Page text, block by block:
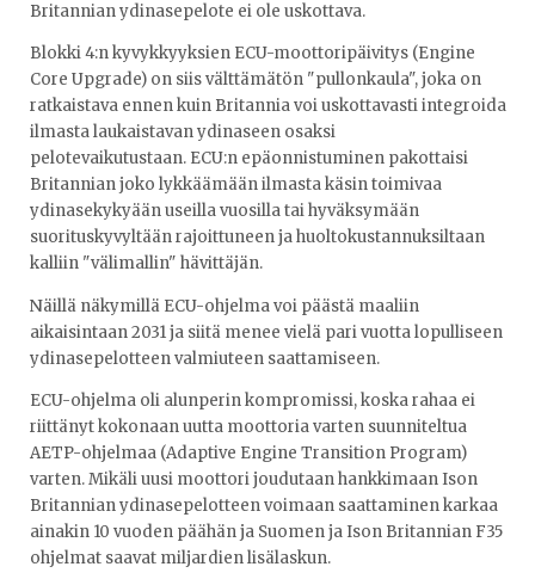
Britannian ydinasepelote ei ole uskottava.
Blokki 4:n kyvykkyyksien ECU-moottoripäivitys (Engine
Core Upgrade) on siis välttämätön "pullonkaula", joka on
ratkaistava ennen kuin Britannia voi uskottavasti integroida
ilmasta laukaistavan ydinaseen osaksi
pelotevaikutustaan. ECU:n epäonnistuminen pakottaisi
Britannian joko lykkäämään ilmasta käsin toimivaa
ydinasekykyään useilla vuosilla tai hyväksymään
suorituskyvyltään rajoittuneen ja huoltokustannuksiltaan
kalliin "välimallin" hävittäjän.
Näillä näkymillä ECU-ohjelma voi päästä maaliin
aikaisintaan 2031 ja siitä menee vielä pari vuotta lopulliseen
ydinasepelotteen valmiuteen saattamiseen.
ECU-ohjelma oli alunperin kompromissi, koska rahaa ei
riittänyt kokonaan uutta moottoria varten suunniteltua
AETP-ohjelmaa (Adaptive Engine Transition Program)
varten. Mikäli uusi moottori joudutaan hankkimaan Ison
Britannian ydinasepelotteen voimaan saattaminen karkaa
ainakin 10 vuoden päähän ja Suomen ja Ison Britannian F35
ohjelmat saavat miljardien lisälaskun.